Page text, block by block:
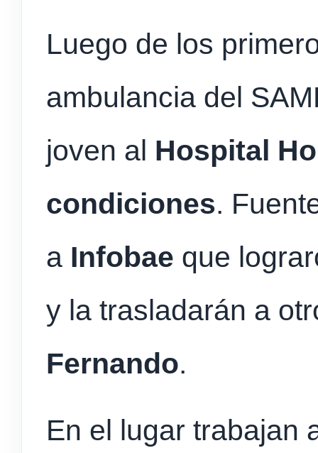
Luego de los
ambulancia del
joven al Hospital
condiciones.
a Infobae que
y la trasladarán a
Fernando.
En el lugar trabajan